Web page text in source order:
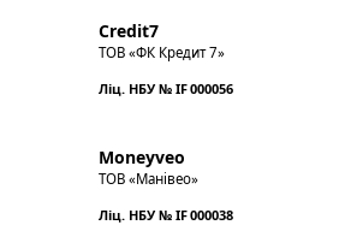
Credit7
ТОВ «ФК Кредит 7»
Ліц. НБУ № IF 000056
Moneyveo
ТОВ «Манівео»
Ліц. НБУ № IF 000038